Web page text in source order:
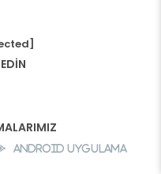
Android Uygulama